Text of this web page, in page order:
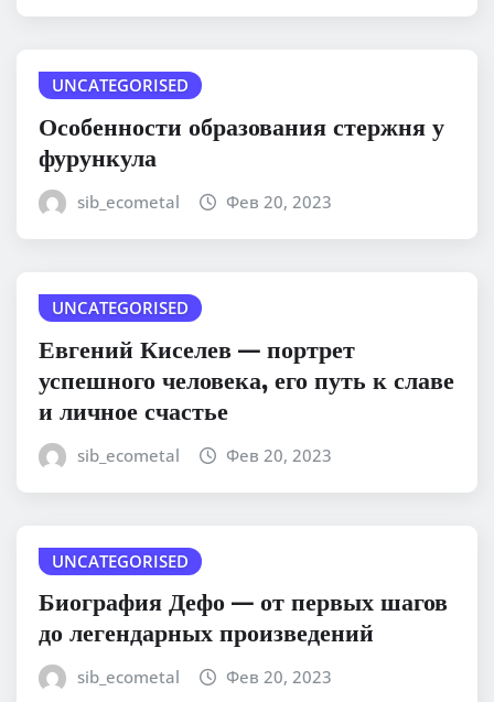
UNCATEGORISED
Особенности образования стержня у
фурункула
sib_ecometal Фев 20, 2023
UNCATEGORISED
Евгений Киселев — портрет
успешного человека, его путь к славе
и личное счастье
sib_ecometal Фев 20, 2023
UNCATEGORISED
Биография Дефо — от первых шагов
до легендарных произведений
sib_ecometal Фев 20, 2023